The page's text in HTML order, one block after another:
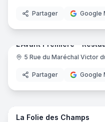
Partager Google
L'Avant Première -
5 Rue du Maréchal Victor
Partager Google
La Folie des Champs